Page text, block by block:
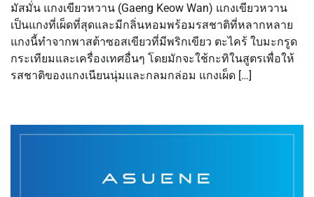
มัสมั่น แกงเขียวหวาน (Gaeng Keow Wan) แกงเขียวหวาน
เป็นแกงที่เผ็ดที่สุดและมีกลิ่นหอมพร้อมรสชาติที่หลากหลาย
แกงนี้ทำจากพาสต้าซอสเขียวที่มีพริกเขียว ตะไคร้ ใบมะกรูด
กระเทียมและเครื่องเทศอื่นๆ โดยมักจะใช้กะทิในสูตรเพื่อให้
รสชาติของแกงเนียนนุ่มและกลมกล่อม แกงเผ็ด […]